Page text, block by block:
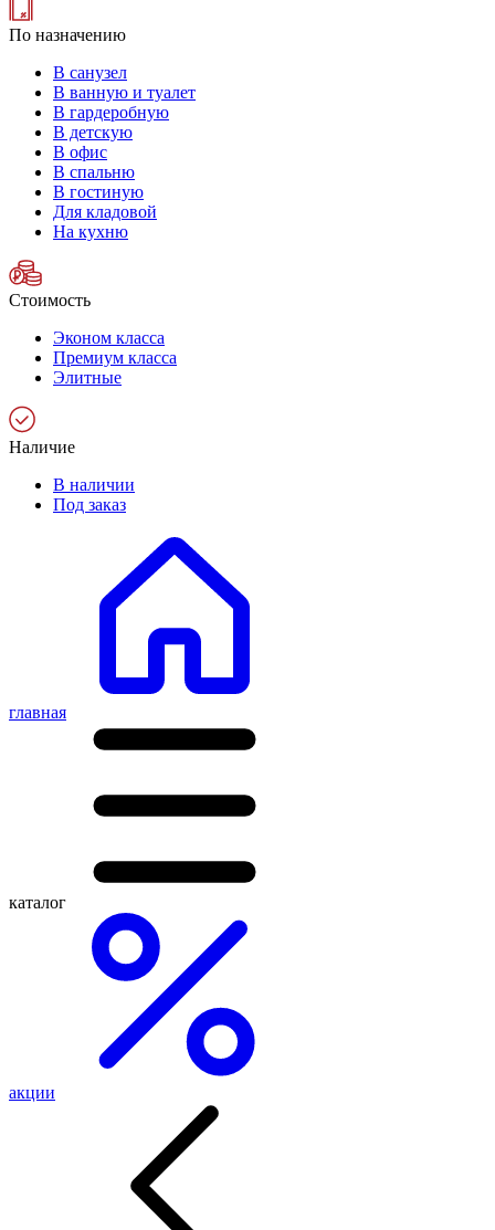
По назначению
В санузел
В ванную и туалет
В гардеробную
В детскую
В офис
В спальню
В гостиную
Для кладовой
На кухню
Стоимость
Эконом класса
Премиум класса
Элитные
Наличие
В наличии
Под заказ
главная
каталог
акции